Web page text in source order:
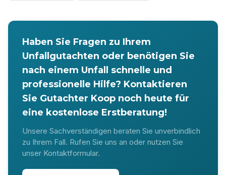
Haben Sie Fragen zu Ihrem
Unfallgutachten oder benötigen Sie
nach einem Unfall schnelle und
professionelle Hilfe? Kontaktieren
Sie Gutachter Koop noch heute für
eine kostenlose Erstberatung!
Unsere Sachverständigen beraten Sie unverbindlich
zu Ihrem Fall. Rufen Sie uns an oder nutzen Sie
unser Kontaktformular.